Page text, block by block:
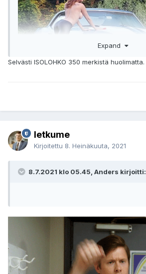
Expand
Selvästi ISOLOHKO 350 merkistä huolimatta.
letkume
Kirjoitettu 8. Heinäkuuta, 2021
8.7.2021 klo 05.45, Anders kirjoitti: